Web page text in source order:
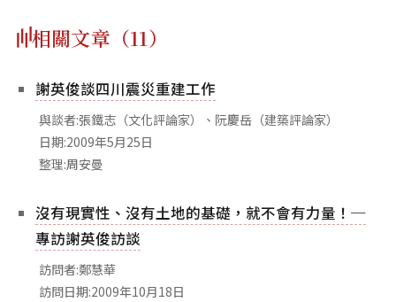
索引
標籤雲
相關網站
關於
團隊成員
出版品
相關文章（11）
謝英俊談四川震災重建工作
與談者:張鐵志（文化評論家）、阮慶岳（建築評論家）
日期:2009年5月25日
整理:周安曼
沒有現實性、沒有土地的基礎，就不會有力量！─
專訪謝英俊訪談
訪問者:鄭慧華
訪問日期:2009年10月18日